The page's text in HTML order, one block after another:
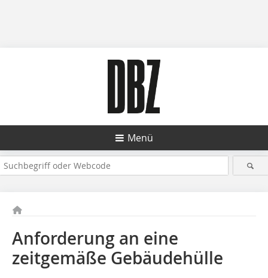
Menü
Anforderung an eine
zeitgemäße Gebäudehülle